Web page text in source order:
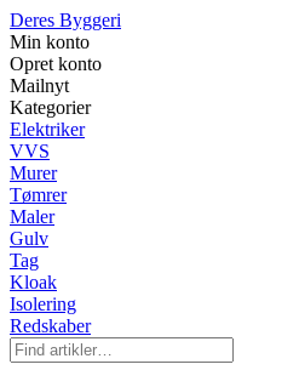
Deres Byggeri
Min konto
Opret konto
Mailnyt
Kategorier
Elektriker
VVS
Murer
Tømrer
Maler
Gulv
Tag
Kloak
Isolering
Redskaber